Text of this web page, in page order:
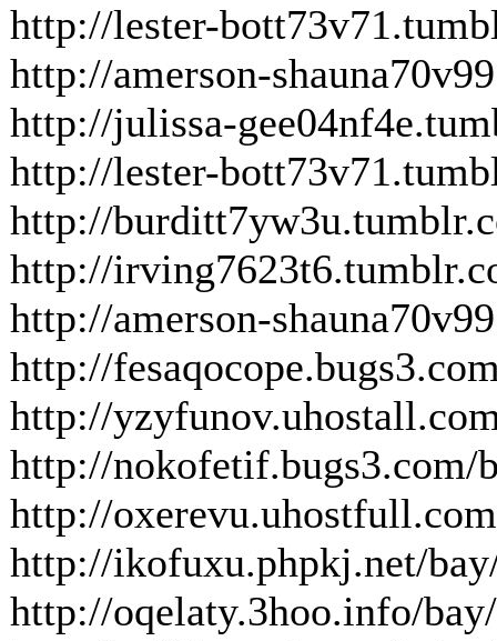
http://lester-
http://amerson-
http://julissa-
http://lester-
http://
http://
http://amerson-
http://
http://
http://
http://
http://ikofuxu.phpkj.net/
http://oqelaty.3hoo.info/